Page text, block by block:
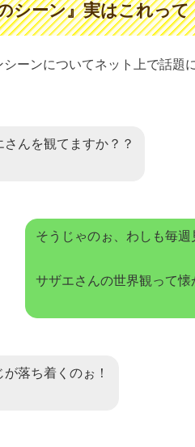
シーン』実はこれって
ーンについてネット上で話題
んを観てますか？？
そうじゃのぉ、わしも毎週
サザエさんの世界観って懐
落ち着くのぉ！